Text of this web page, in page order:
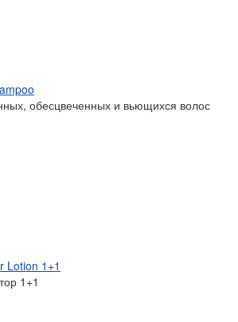
обесцвеченных и вьющихся волос
Lotion 1+1
1+1